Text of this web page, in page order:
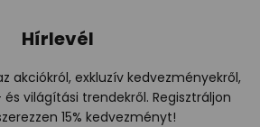
Hírlevél
akciókról, exkluzív kedvezményekről,
világítási trendekről. Regisztráljon
15% kedvezményt!